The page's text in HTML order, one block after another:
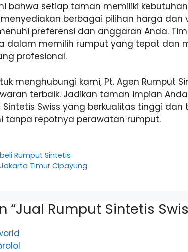
bahwa setiap taman memiliki
berbagai pilihan harga dan
preferensi dan anggaran Anda.
dalam memilih rumput yang tepat dan
profesional.
menghubungi kami, Pt. Agen Rumput
terbaik. Jadikan taman impian
Swiss yang berkualitas tinggi
tanpa repotnya perawatan rumput.
Rumput Sintetis
Timur Cipayung
“Jual Rumput Sintetis